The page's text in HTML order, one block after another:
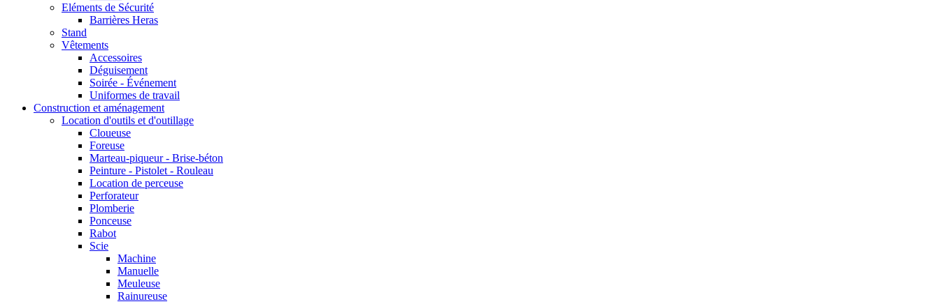
Eléments de Sécurité
Barrières Heras
Stand
Vêtements
Accessoires
Déguisement
Soirée - Événement
Uniformes de travail
Construction et aménagement
Location d'outils et d'outillage
Cloueuse
Foreuse
Marteau-piqueur - Brise-béton
Peinture - Pistolet - Rouleau
Location de perceuse
Perforateur
Plomberie
Ponceuse
Rabot
Scie
Machine
Manuelle
Meuleuse
Rainureuse